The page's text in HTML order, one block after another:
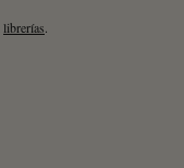
librerías